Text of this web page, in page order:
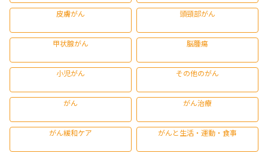
皮膚がん 頭頸部がん
甲状腺がん 脳腫瘍
小児がん その他のがん
がん がん治療
がん緩和ケア がんと生活・運動・食事